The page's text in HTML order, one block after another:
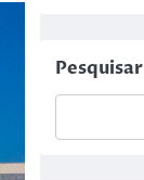
Pesquisar